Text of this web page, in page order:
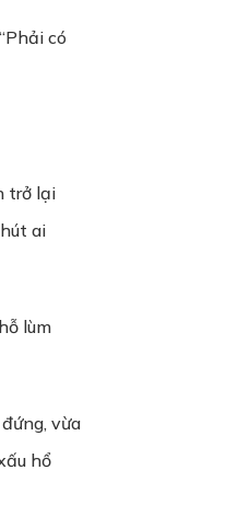
có
trở lại
ai
lùm
vừa
hổ